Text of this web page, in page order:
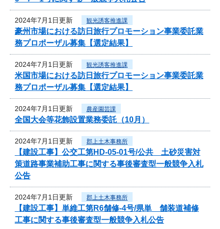
2024年7月1日更新 観光誘客推進課
豪州市場における訪日旅行プロモーション事業委託業
務プロポーザル募集【選定結果】
2024年7月1日更新 観光誘客推進課
米国市場における訪日旅行プロモーション事業委託業
務プロポーザル募集【選定結果】
2024年7月1日更新 農産園芸課
全国大会等花飾設置業務委託（10月）
2024年7月1日更新 郡上土木事務所
【建設工事】公交工第HD-05-01号/公共 土砂災害対
策道路事業補助工事に関する事後審査型一般競争入札
公告
2024年7月1日更新 郡上土木事務所
【建設工事】単維工第R6舗修-4号/県単 舗装道補修
工事に関する事後審査型一般競争入札公告